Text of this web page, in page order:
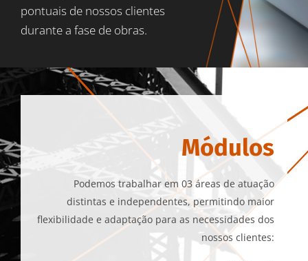
pontuais de nossos clientes
durante a fase de obras.
Módulos
Podemos trabalhar em 03 áreas de atuação
distintas e independentes, permitindo maior
flexibilidade e adaptação para as necessidades dos
nossos clientes: